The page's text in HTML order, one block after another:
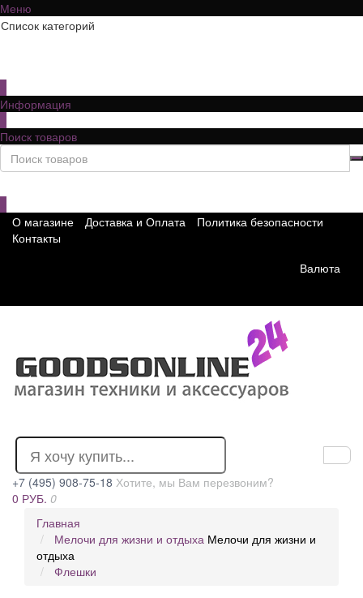
Меню
Список категорий
Информация
Поиск товаров
О магазине
Доставка и Оплата
Политика безопасности
Контакты
Валюта
+7 (495) 908-75-18 Хотите, мы Вам перезвоним?
0 РУБ. 0
Главная
Мелочи для жизни и отдыха Мелочи для жизни и
отдыха
Флешки